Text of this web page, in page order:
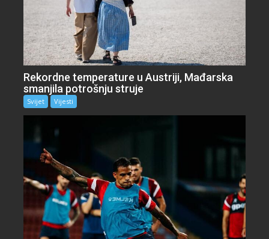
Rekordne temperature u Austriji, Mađarska
smanjila potrošnju struje
Svijet Vijesti